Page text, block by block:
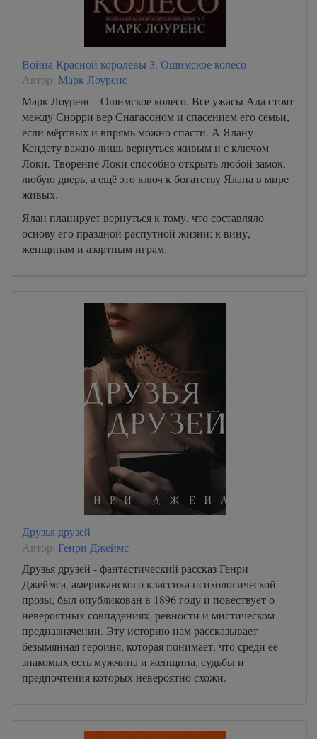
Война Красной королевы 3. Ошимское колесо
Автор: Марк Лоуренс
Марк Лоуренс - Ошимское колесо. Все ужасы Ада стоят
между Снорри вер Снагасоном и спасением его семьи,
если мёртвых и впрямь можно спасти. А Ялану
Кендету важно лишь вернуться живым и с ключом
Локи. Творение Локи способно открыть любой замок,
любую дверь, а ещё это ключ к богатству Ялана в мире
живых.
Ялан планирует вернуться к тому, что составляло
основу его праздной распутной жизни: к вину,
женщинам и азартным играм.
Друзья друзей
Автор: Генри Джеймс
Друзья друзей - фантастический рассказ Генри
Джеймса, американского классика психологической
прозы, был опубликован в 1896 году и повествует о
невероятных совпадениях, ревности и мистическом
предназначении. Эту историю нам рассказывает
безымянная героиня, которая понимает, что среди ее
знакомых есть мужчина и женщина, судьбы и
предпочтения которых невероятно схожи.